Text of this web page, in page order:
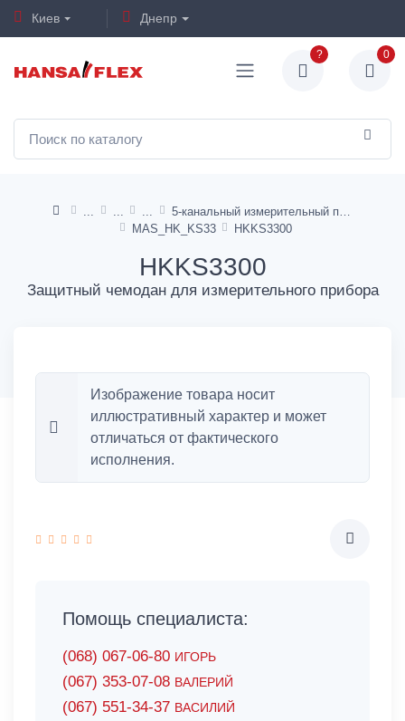
Киев Днепр
? 0
5-канальный измерительный прибор
MAS_HK_KS33
HKKS3300
HKKS3300
Защитный чемодан для измерительного прибора
Изображение товара носит
иллюстративный характер и может
отличаться от фактического
исполнения.
Помощь специалиста:
(068) 067-06-80 ИГОРЬ
(067) 353-07-08 ВАЛЕРИЙ
(067) 551-34-37 ВАСИЛИЙ